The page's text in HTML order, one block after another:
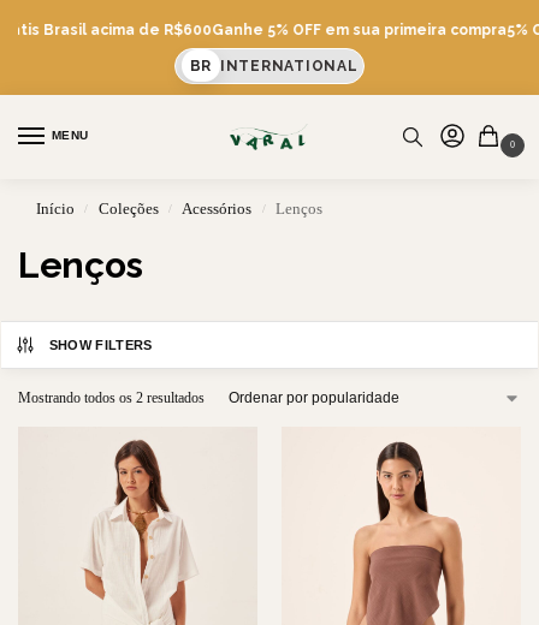
Brasil acima de R$600Ganhe 5% OFF em sua primeira compra5%
BR INTERNATIONAL
MENU
0
Início / Coleções / Acessórios / Lenços
Lenços
SHOW FILTERS
Mostrando todos os 2 resultados